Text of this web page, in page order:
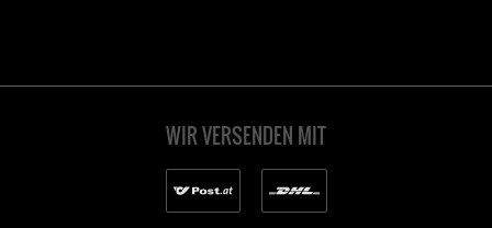
WIR VERSENDEN MIT